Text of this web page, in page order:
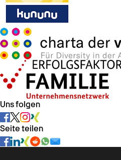
Uns folgen
Seite teilen